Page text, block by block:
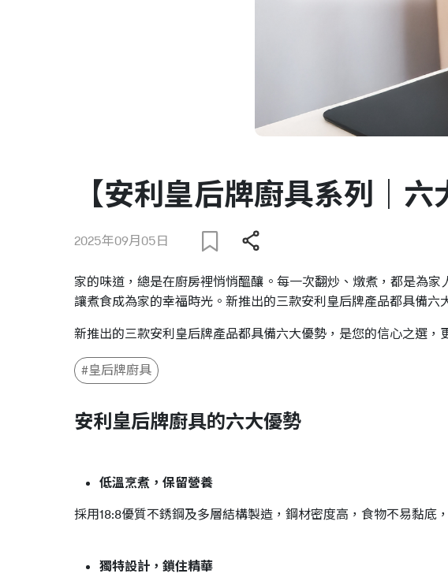
【安利皇后牌廚具系列｜六
2025年09月05日
家的味道，總是在廚房裡悄悄醞釀。每一次翻炒、燉煮，都是為
讓煮食成為家的幸福時光。新推出的三款安利皇后牌產品都具備
新推出的三款安利皇后牌產品都具備六大優勢，是您的信心之選，
#皇后牌廚具
安利皇后牌廚具的六大優勢
低溫烹煮，保留營養
採用18:8優質不銹鋼及多層結構製造，鋼材密度高，食物不易黏
獨特設計，鎖住精華